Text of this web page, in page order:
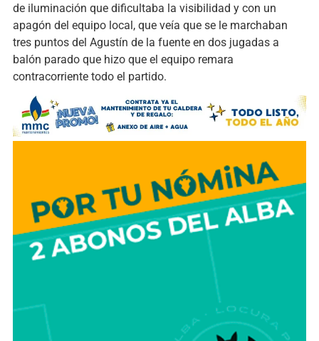
de iluminación que dificultaba la visibilidad y con un
apagón del equipo local, que veía que se le marchaban
tres puntos del Agustín de la fuente en dos jugadas a
balón parado que hizo que el equipo remara
contracorriente todo el partido.